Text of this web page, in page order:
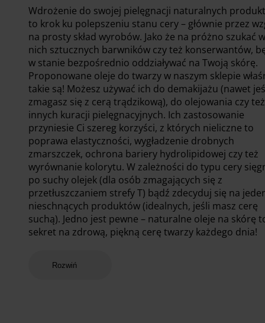
Wdrożenie do swojej pielęgnacji naturalnych
to krok ku polepszeniu stanu cery – głównie przez
na prosty skład wyrobów. Jako że na próżno szukać w
nich sztucznych barwników czy też konserwantów,
w stanie bezpośrednio oddziaływać na Twoją skórę.
Proponowane oleje do twarzy w naszym sklepie
takie są! Możesz używać ich do demakijażu (nawet
zmagasz się z cerą trądzikową), do olejowania czy
innych kuracji pielęgnacyjnych. Ich zastosowanie
przyniesie Ci szereg korzyści, z których nieliczne to
poprawa elastyczności, wygładzenie drobnych
zmarszczek, ochrona bariery hydrolipidowej czy też
wyrównanie kolorytu. W zależności do typu cery
po suchy olejek (dla osób zmagających się z
przetłuszczaniem strefy T) bądź zdecyduj się na
nieschnących produktów (idealnych, jeśli masz cerę
suchą). Jedno jest pewne – naturalne oleje na skórę
sekret na zdrową, piękną cerę twarzy każdego dnia!
Rozwiń